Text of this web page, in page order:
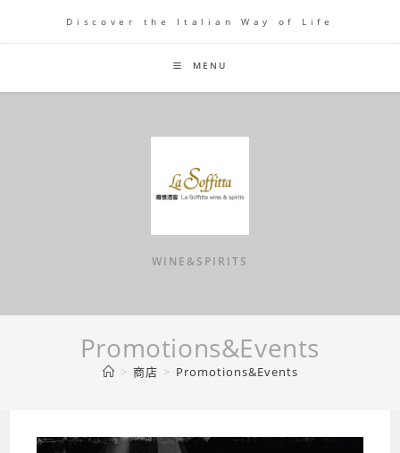
Discover the Italian Way of Life
MENU
WINE&SPIRITS
Promotions&Events
> 商店 > Promotions&Events